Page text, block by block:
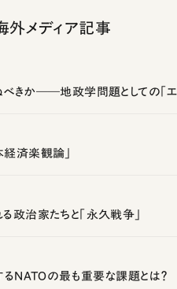
外メディア記事
きか――地政学問題としての「エ
済楽観論」
政治家たちと「永久戦争」
るNATOの最も重要な課題とは？